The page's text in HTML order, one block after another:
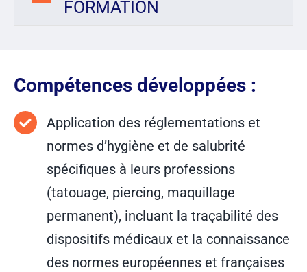
FORMATION
Compétences développées :
Application des réglementations et
normes d’hygiène et de salubrité
spécifiques à leurs professions
(tatouage, piercing, maquillage
permanent), incluant la traçabilité des
dispositifs médicaux et la connaissance
des normes européennes et françaises